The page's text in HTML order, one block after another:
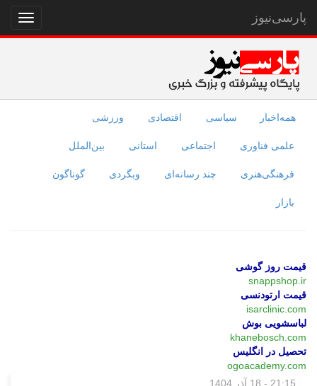
نمایش
منو
پارسی‌نیوز
همه‌اخبار سیاسی اقتصادی ورزشی
علمی فناوری اجتماعی استانی بین‌الملل
فرهنگی‌هنری چند رسانه‌ای وبگردی گوناگون
بازار
قیمت روز گوشی
snappshop.ir
قیمت ارتودنسی
isarclinic.com
لباسشویی بوش
khanebosch.com
تحصیل در انگلیس
ogoacademy.com
21:15 - 18 آذر 1404